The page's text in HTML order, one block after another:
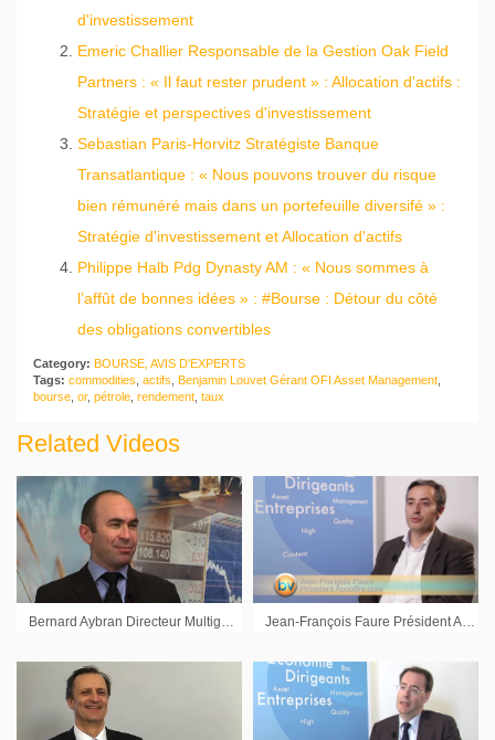
d'investissement
Emeric Challier Responsable de la Gestion Oak Field
Partners : « Il faut rester prudent » : Allocation d'actifs :
Stratégie et perspectives d'investissement
Sebastian Paris-Horvitz Stratégiste Banque
Transatlantique : « Nous pouvons trouver du risque
bien rémunéré mais dans un portefeuille diversifé » :
Stratégie d'investissement et Allocation d'actifs
Philippe Halb Pdg Dynasty AM : « Nous sommes à
l’affût de bonnes idées » : #Bourse : Détour du côté
des obligations convertibles
Category: BOURSE, AVIS D'EXPERTS
Tags: commodities actifs Benjamin Louvet Gérant OFI Asset Management
bourse or, pétrole rendement taux
Related Videos
Bernard Aybran Directeur Multigestion Invesco AM : Interview du 25 novembre 2011 Jean-François Faure Président Aucoffre.com : « L’or n’est pas réservé à une élite »